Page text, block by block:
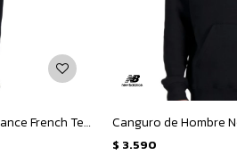
Pantalon de Hombre New Balance French Terry Jogger - Negro
$ 3.590